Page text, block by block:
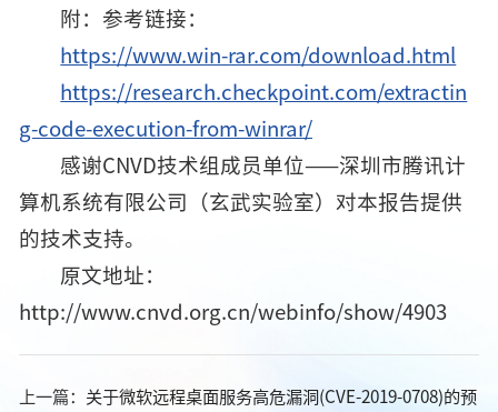
附：参考链接：
https://www.win-rar.com/download.html
https://research.checkpoint.com/extractin
g-code-execution-from-winrar/
感谢CNVD技术组成员单位——深圳市腾讯计
算机系统有限公司（玄武实验室）对本报告提供
的技术支持。
原文地址：
http://www.cnvd.org.cn/webinfo/show/4903
上一篇： 关于微软远程桌面服务高危漏洞(CVE-2019-0708)的预